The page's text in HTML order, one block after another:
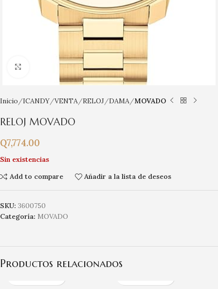
Click para agrandar
Inicio ICANDY VENTA RELOJ DAMA MOVADO
RELOJ MOVADO
Q7,774.00
Sin existencias
Add to compare
Añadir a la lista de deseos
SKU: 3600750
Categoría: MOVADO
Productos relacionados